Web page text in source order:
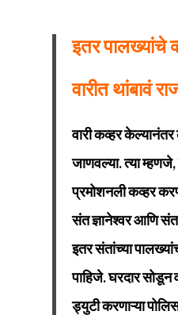
इतर पालख्यांचे
वारीत थांबावं
वारी कव्हर केल्यानंतर
जाणवल्या. त्या
प्रमोशनली कव्हर
संत ज्ञानेश्वर आणि
इतर संतांच्या
पाहिजे. घरदार सोडून
ड्युटी करणाऱ्या